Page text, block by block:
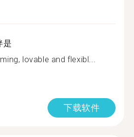
是
lovable and flexibl...
下载软件